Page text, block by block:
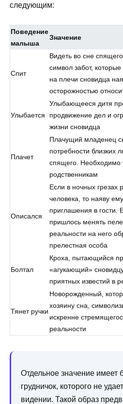
следующим:
Поведение
малыша
Значение
Спит
Видеть во сне
символ забот,
на плечи сновидца
осторожностью
Улыбается
Улыбающееся дитя
продвижение дел и
жизни сновидца
Плачет
Плачущий младенец
потребности близких
спящего. Необходимо
родственникам
Описался
Если в ночных грезах
человека, то наяву
приглашения в гости.
пришлось менять
реальности на него
прелестная особа
Болтал
Кроха, пытающийся
«агукающий»
приятных известий в
Тянет ручки
Новорожденный,
хозяину сна,
искренне
реальности
Отдельное значение имеет
грудничок, которого не
видении. Такой образ